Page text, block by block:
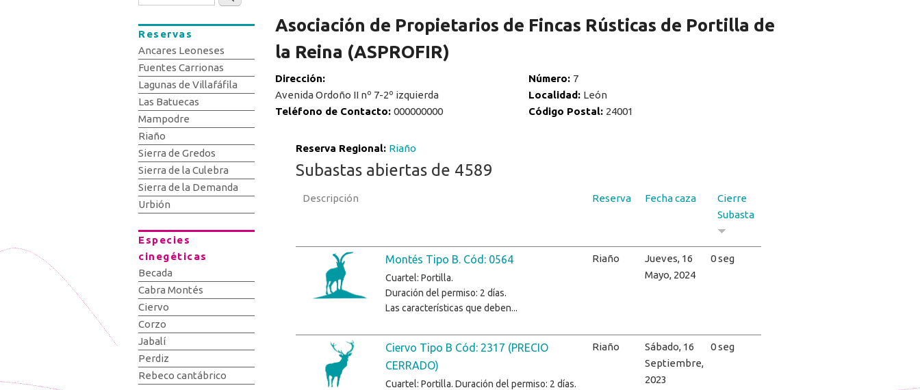
Asociación de Propietarios de Fincas Rústicas de Portilla de
la Reina (ASPROFIR)
Dirección:
Avenida Ordoño II nº 7-2º izquierda
Teléfono de Contacto: 000000000
Número: 7
Localidad: León
Código Postal: 24001
Reserva Regional: Riaño
Subastas abiertas de 4589
Descripción Reserva Fecha caza
Cierre
Subasta
Montés Tipo B. Cód: 0564
Cuartel: Portilla.
Duración del permiso: 2 días.
Las características que deben...
Riaño
Jueves, 16
Mayo, 2024
0 seg
Ciervo Tipo B Cód: 2317 (PRECIO
CERRADO)
Cuartel: Portilla. Duración del permiso: 2 días.
Riaño
Sábado, 16
Septiembre,
2023
0 seg
Reservas
Ancares Leoneses
Fuentes Carrionas
Lagunas de Villafáfila
Las Batuecas
Mampodre
Riaño
Sierra de Gredos
Sierra de la Culebra
Sierra de la Demanda
Urbión
Especies
cinegéticas
Becada
Cabra Montés
Ciervo
Corzo
Jabalí
Perdiz
Rebeco cantábrico